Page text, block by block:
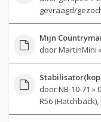
gevraagd/
Mijn
doorMartinMini
doorNB-10-71 »
R56 (Hatchback),